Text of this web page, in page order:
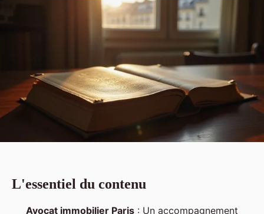
L'essentiel du contenu
Avocat immobilier Paris : Un accompagnement